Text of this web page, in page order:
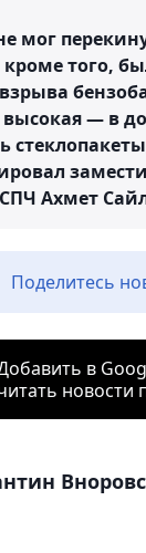
мог
того,
— в
Ахмет
Поделитесь
в
новости